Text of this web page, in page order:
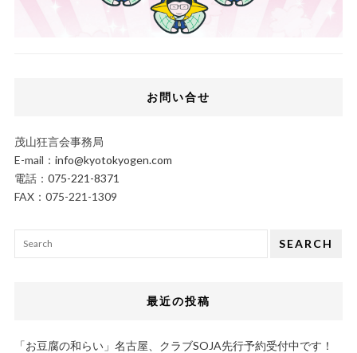
お問い合せ
茂山狂言会事務局
E-mail： info@kyotokyogen.com
電話： 075-221-8371
FAX：075-221-1309
SEARCH
最近の投稿
「お豆腐の和らい」名古屋、クラブSOJA先行予約受付中です！